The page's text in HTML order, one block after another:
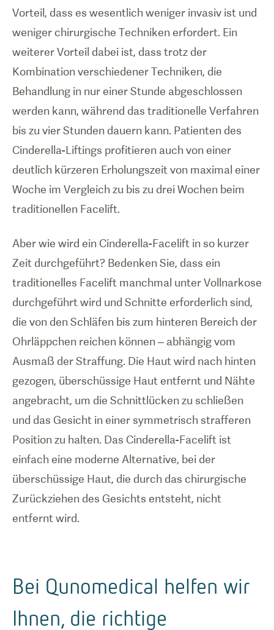
Vorteil, dass es wesentlich weniger invasiv ist und
weniger chirurgische Techniken erfordert. Ein
weiterer Vorteil dabei ist, dass trotz der
Kombination verschiedener Techniken, die
Behandlung in nur einer Stunde abgeschlossen
werden kann, während das traditionelle Verfahren
bis zu vier Stunden dauern kann. Patienten des
Cinderella-Liftings profitieren auch von einer
deutlich kürzeren Erholungszeit von maximal einer
Woche im Vergleich zu bis zu drei Wochen beim
traditionellen Facelift.
Aber wie wird ein Cinderella-Facelift in so kurzer
Zeit durchgeführt? Bedenken Sie, dass ein
traditionelles Facelift manchmal unter Vollnarkose
durchgeführt wird und Schnitte erforderlich sind,
die von den Schläfen bis zum hinteren Bereich der
Ohrläppchen reichen können – abhängig vom
Ausmaß der Straffung. Die Haut wird nach hinten
gezogen, überschüssige Haut entfernt und Nähte
angebracht, um die Schnittlücken zu schließen
und das Gesicht in einer symmetrisch strafferen
Position zu halten. Das Cinderella-Facelift ist
einfach eine moderne Alternative, bei der
überschüssige Haut, die durch das chirurgische
Zurückziehen des Gesichts entsteht, nicht
entfernt wird.
Bei Qunomedical helfen wir
Ihnen, die richtige